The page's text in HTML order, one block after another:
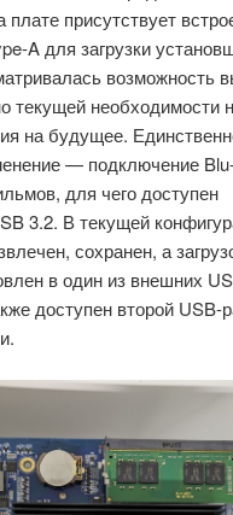
плате присутствует
A для загрузки
возможность
текущей необходимости
на будущее.
— подключение
для чего доступен
3.2. В текущей
сохранен, а
в один из внешних
доступен второй USB-